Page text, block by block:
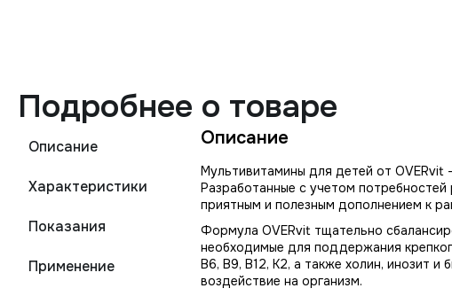
Подробнее о товаре
Описание
Характеристики
Показания
Применение
Описание
Мультивитамины для детей от OVERvit
Разработанные с учетом
приятным и полезным дополнением к
Формула OVERvit тщательно
необходимые для поддержания
В6, В9, В12, К2, а также холин, инозит
воздействие на организм.